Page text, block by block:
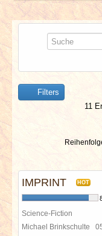
NEUESTE
NEWS &
BERICHTE
SPECIALS
REDAKTION
Filters
11
IMPRINT HOT
Science-Fiction
Michael Brinkschulte